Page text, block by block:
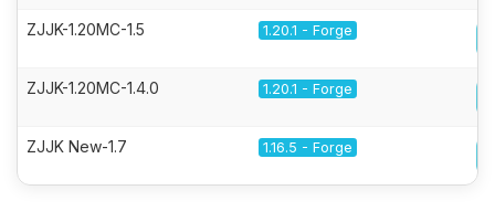
ZJJK-1.20MC-1.5 1.20.1 - Forge
ZJJK-1.20MC-1.4.0 1.20.1 - Forge
ZJJK New-1.7 1.16.5 - Forge